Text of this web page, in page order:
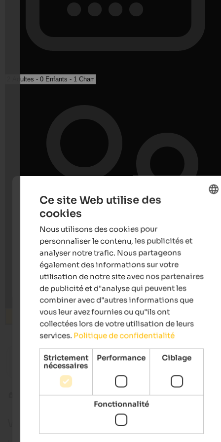
Rechercher
from 100 €
Hotel Tirolerhof
Gourmet hotel | Welsberg-Taisten at Mt. Kronplatz
Alta Pusteria Sesto
Ce site Web utilise des
cookies
Nous utilisons des cookies pour
personnaliser le contenu, les publicités et
analyser notre trafic. Nous partageons
également des informations sur votre
utilisation de notre site avec nos partenaires
de publicité et d"analyse qui peuvent les
combiner avec d"autres informations que
vous leur avez fournies ou qu"ils ont
collectées lors de votre utilisation de leurs
services. Politique de confidentialité
Strictement
nécessaires
Performance Ciblage
Fonctionnalité